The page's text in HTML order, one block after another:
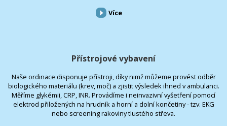
Více
Přístrojové vybavení
Naše ordinace disponuje přístroji, díky nimž můžeme provést odběr
biologického materiálu (krev, moč) a zjistit výsledek ihned v ambulanci.
Měříme glykémii, CRP, INR. Provádíme i neinvazivní vyšetření pomocí
elektrod přiložených na hrudník a horní a dolní končetiny - tzv. EKG
nebo screening rakoviny tlustého střeva.